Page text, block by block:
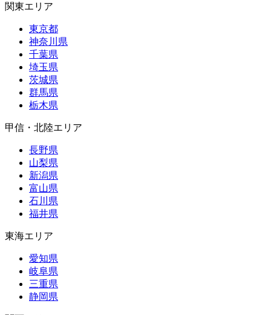
関東エリア
東京都
神奈川県
千葉県
埼玉県
茨城県
群馬県
栃木県
甲信・北陸エリア
長野県
山梨県
新潟県
富山県
石川県
福井県
東海エリア
愛知県
岐阜県
三重県
静岡県